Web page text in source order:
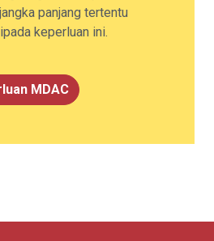
panjang tertentu
keperluan ini.
MDAC